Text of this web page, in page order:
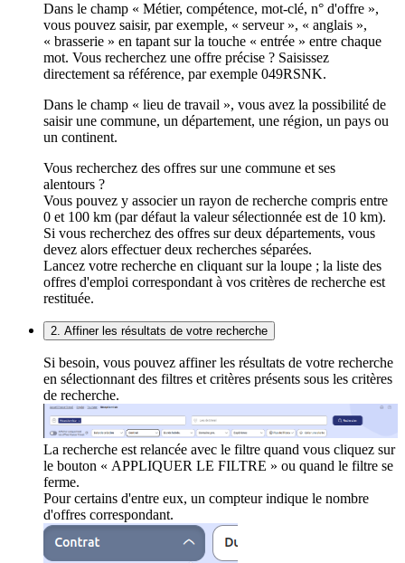
Dans le champ « Métier, compétence, mot-clé, n° d'offre »,
vous pouvez saisir, par exemple, « serveur », « anglais »,
« brasserie » en tapant sur la touche « entrée » entre chaque
mot. Vous recherchez une offre précise ? Saisissez
directement sa référence, par exemple 049RSNK.
Dans le champ « lieu de travail », vous avez la possibilité de
saisir une commune, un département, une région, un pays ou
un continent.
Vous recherchez des offres sur une commune et ses
alentours ?
Vous pouvez y associer un rayon de recherche compris entre
0 et 100 km (par défaut la valeur sélectionnée est de 10 km).
Si vous recherchez des offres sur deux départements, vous
devez alors effectuer deux recherches séparées.
Lancez votre recherche en cliquant sur la loupe ; la liste des
offres d'emploi correspondant à vos critères de recherche est
restituée.
2. Affiner les résultats de votre recherche
Si besoin, vous pouvez affiner les résultats de votre recherche
en sélectionnant des filtres et critères présents sous les critères
de recherche.
La recherche est relancée avec le filtre quand vous cliquez sur
le bouton « APPLIQUER LE FILTRE » ou quand le filtre se
ferme.
Pour certains d'entre eux, un compteur indique le nombre
d'offres correspondant.